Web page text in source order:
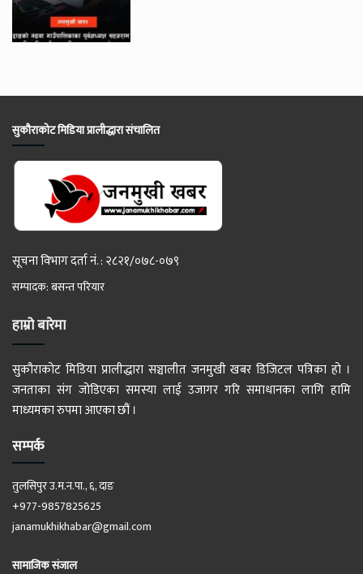
सुकौराकोट मिडिया प्रालीद्धारा संचालित
सूचना विभाग दर्ता नं. : २८२१/०७८-०७९
सम्पादक: बसन्त परियार
हाम्रो बारेमा
सुकौराकोट मिडिया प्रालीद्धारा सञ्चालीत जनमुखी खबर डिजिटल पत्रिका हो ।
जनताका संग जोडिएका समस्या लाई उजागर गरि समाधानका लागि हामि
माध्यमका रुपमा आएका छौं ।
सम्पर्क
तुलसिपुर उ.म.न.पा., ६, दाङ
+977-9857825625
janamukhikhabar@gmail.com
सामाजिक संजाल